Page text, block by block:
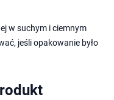
w suchym i ciemnym
jeśli opakowanie było